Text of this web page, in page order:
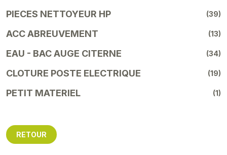
PIECES NETTOYEUR HP (39)
ACC ABREUVEMENT (13)
EAU - BAC AUGE CITERNE (34)
CLOTURE POSTE ELECTRIQUE (19)
PETIT MATERIEL (1)
RETOUR